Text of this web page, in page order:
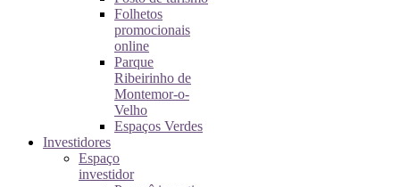
Folhetos
promocionais
online
Parque
Ribeirinho de
Montemor-o-
Velho
Espaços Verdes
Investidores
Espaço
investidor